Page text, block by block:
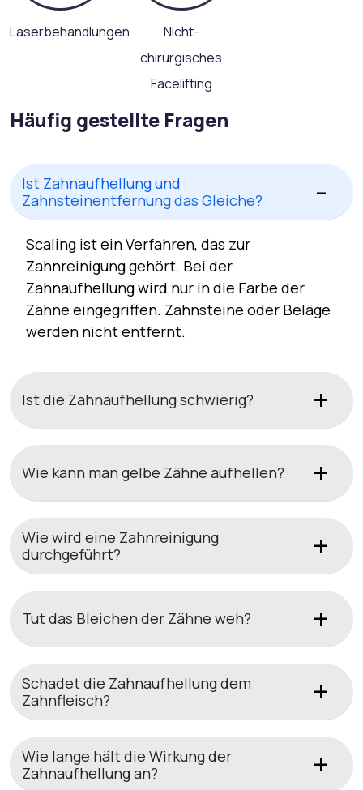
Laserbehandlungen
Nicht-
chirurgisches
Facelifting
Häufig gestellte Fragen
Ist Zahnaufhellung und
Zahnsteinentfernung das Gleiche?
Scaling ist ein Verfahren, das zur
Zahnreinigung gehört. Bei der
Zahnaufhellung wird nur in die Farbe der
Zähne eingegriffen. Zahnsteine oder Beläge
werden nicht entfernt.
Ist die Zahnaufhellung schwierig?
Wie kann man gelbe Zähne aufhellen?
Wie wird eine Zahnreinigung
durchgeführt?
Tut das Bleichen der Zähne weh?
Schadet die Zahnaufhellung dem
Zahnfleisch?
Wie lange hält die Wirkung der
Zahnaufhellung an?